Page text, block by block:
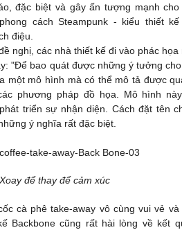
đặc biệt và gây ấn tượng mạnh cho
cách Steampunk - kiểu thiết kế
điệu.
nghị, các nhà thiết kế đi vào phác họa
"Để bao quát được những ý tưởng
một mô hình mà có thể mô tả được
phương pháp đồ họa. Mô hình
triển sự nhận diện. Cách đặt tên
ý nghĩa rất đặc biệt.
Xoay để thay để cảm xúc
cà phê take-away vô cùng vui vẻ và
Backbone cũng rất hài lòng về kết